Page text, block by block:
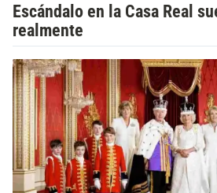
Escándalo en la Casa Real
realmente